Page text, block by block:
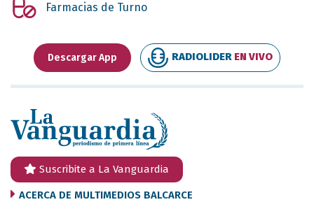
Farmacias de Turno
Descargar App RADIOLIDER EN VIVO
Suscribite a La Vanguardia
ACERCA DE MULTIMEDIOS BALCARCE